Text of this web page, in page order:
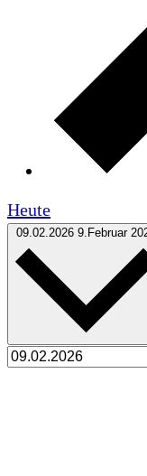
Heute
09.02.2026 9.Februar